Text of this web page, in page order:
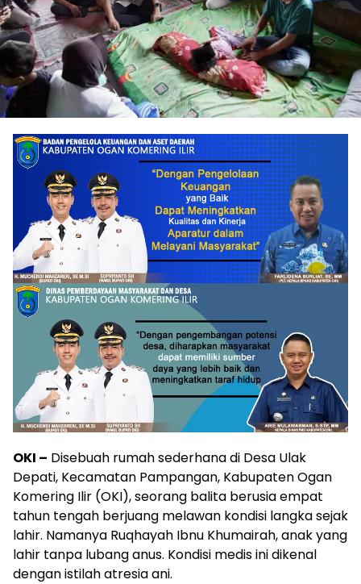
OKI – Disebuah rumah sederhana di Desa Ulak
Depati, Kecamatan Pampangan, Kabupaten Ogan
Komering Ilir (OKI), seorang balita berusia empat
tahun tengah berjuang melawan kondisi langka sejak
lahir. Namanya Ruqhayah Ibnu Khumairah, anak yang
lahir tanpa lubang anus. Kondisi medis ini dikenal
dengan istilah atresia ani.